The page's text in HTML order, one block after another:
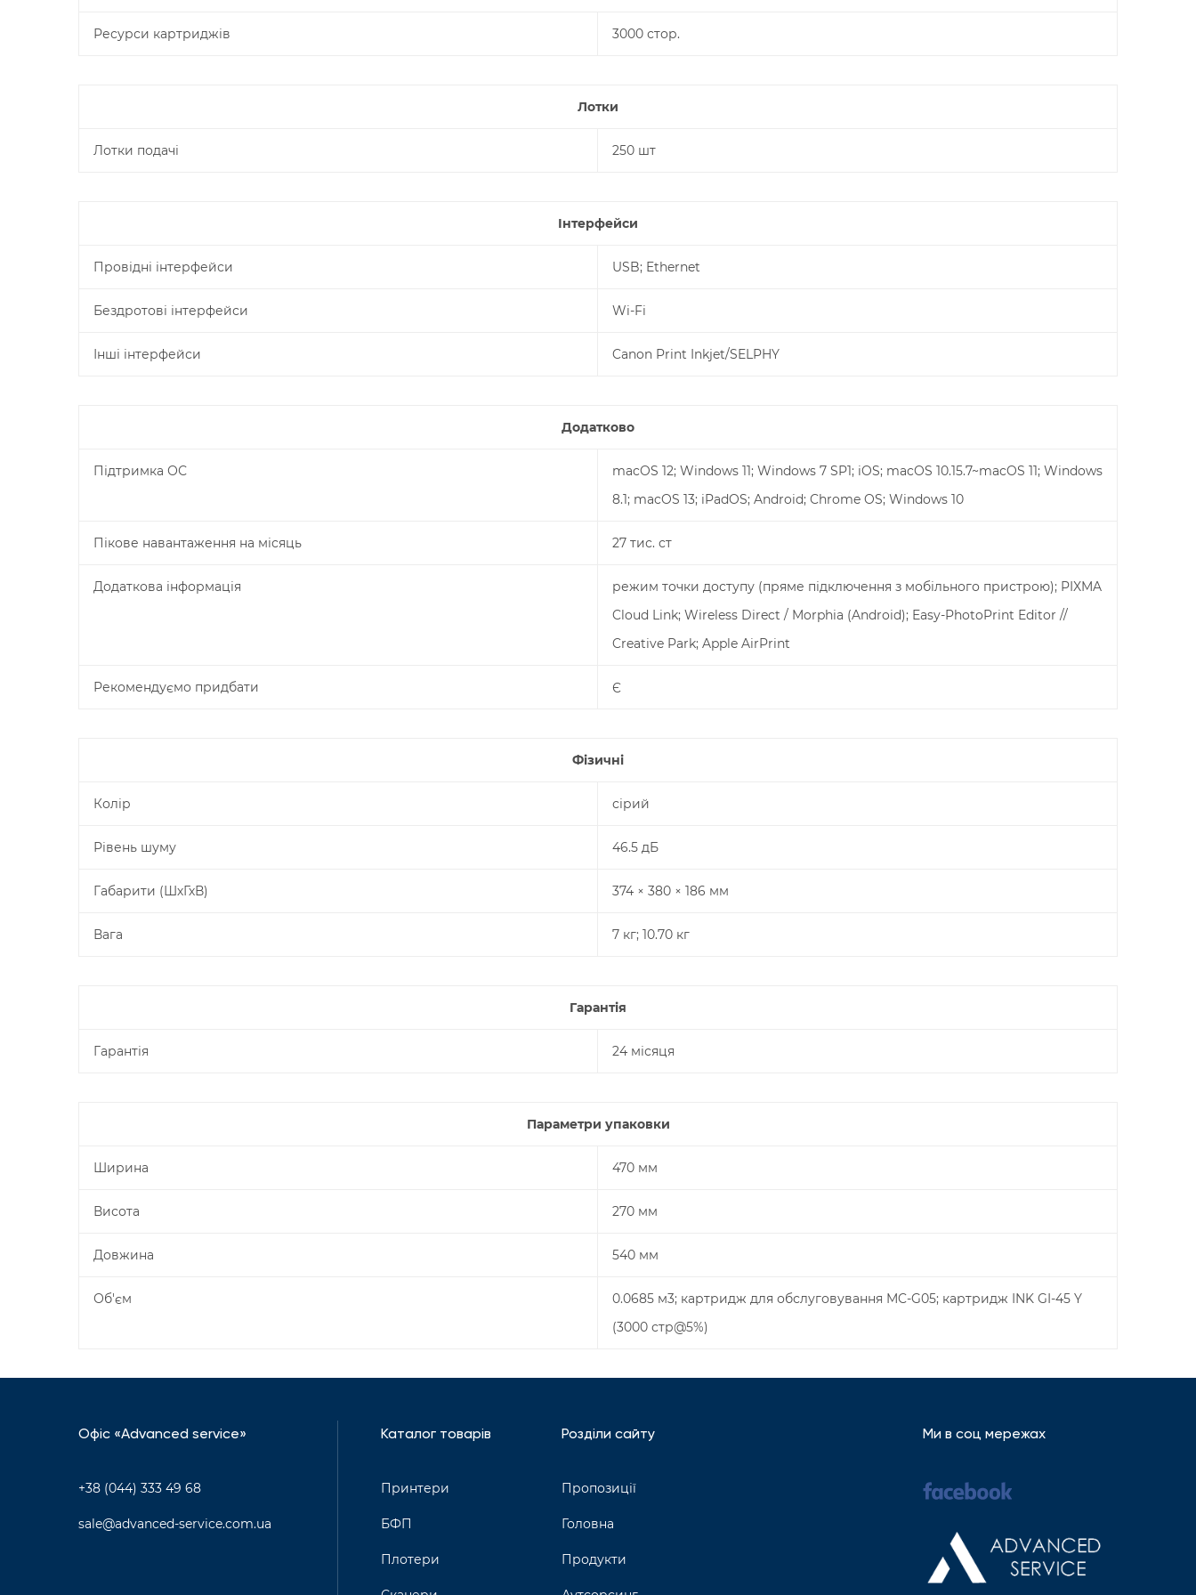
Ресурси картриджів 3000 стор.
Лотки
Лотки подачі 250 шт
Інтерфейси
Провідні інтерфейси USB; Ethernet
Бездротові інтерфейси Wi-Fi
Інші інтерфейси Canon Print Inkjet/SELPHY
Додатково
Підтримка ОС
macOS 12; Windows 11; Windows 7 SP1; iOS; macOS 10.15.7~macOS 11; Windows
8.1; macOS 13; iPadOS; Android; Chrome OS; Windows 10
Пікове навантаження на місяць 27 тис. ст
Додаткова інформація
режим точки доступу (пряме підключення з мобільного пристрою); PIXMA
Cloud Link; Wireless Direct / Morphia (Android); Easy-PhotoPrint Editor //
Creative Park; Apple AirPrint
Рекомендуємо придбати Є
Фізичні
Колір сірий
Рівень шуму 46.5 дБ
Габарити (ШхГхВ) 374 × 380 × 186 мм
Вага 7 кг; 10.70 кг
Гарантія
Гарантія 24 місяця
Параметри упаковки
Ширина 470 мм
Висота 270 мм
Довжина 540 мм
Об'єм
0.0685 м3; картридж для обслуговування MC-G05; картридж INK GI-45 Y
(3000 стр@5%)
Офіс «Advanced service»
+38 (044) 333 49 68
sale@advanced-service.com.ua
Каталог товарів
Принтери
БФП
Плотери
Розділи сайту
Пропозиції
Головна
Продукти
Ми в соц мережах